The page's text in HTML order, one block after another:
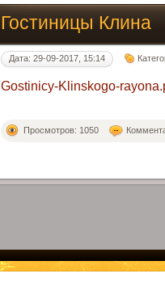
Гостиницы Клина
Дата: 29-09-2017, 15:14
Gostinicy-Klinskogo-
Просмотров: 1050